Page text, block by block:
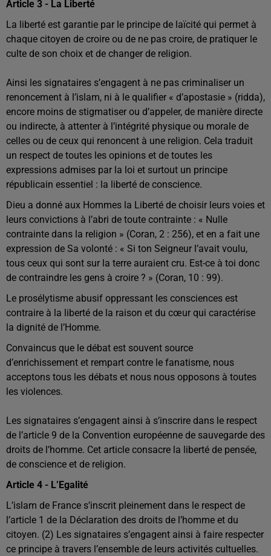
Article 3 - La Liberté
La liberté est garantie par le principe de laïcité qui permet à
chaque citoyen de croire ou de ne pas croire, de pratiquer le
culte de son choix et de changer de religion.
Ainsi les signataires s’engagent à ne pas criminaliser un
renoncement à l’islam, ni à le qualifier « d’apostasie » (ridda),
encore moins de stigmatiser ou d’appeler, de manière directe
ou indirecte, à attenter à l’intégrité physique ou morale de
celles ou de ceux qui renoncent à une religion. Cela traduit
un respect de toutes les opinions et de toutes les
expressions admises par la loi et surtout un principe
républicain essentiel : la liberté de conscience.
Dieu a donné aux Hommes la Liberté de choisir leurs voies et
leurs convictions à l’abri de toute contrainte : « Nulle
contrainte dans la religion » (Coran, 2 : 256), et en a fait une
expression de Sa volonté : « Si ton Seigneur l’avait voulu,
tous ceux qui sont sur la terre auraient cru. Est-ce à toi donc
de contraindre les gens à croire ? » (Coran, 10 : 99).
Le prosélytisme abusif oppressant les consciences est
contraire à la liberté de la raison et du cœur qui caractérise
la dignité de l’Homme.
Convaincus que le débat est souvent source
d’enrichissement et rempart contre le fanatisme, nous
acceptons tous les débats et nous nous opposons à toutes
les violences.
Les signataires s’engagent ainsi à s’inscrire dans le respect
de l’article 9 de la Convention européenne de sauvegarde des
droits de l’homme. Cet article consacre la liberté de pensée,
de conscience et de religion.
Article 4 - L’Egalité
L’islam de France s’inscrit pleinement dans le respect de
l’article 1 de la Déclaration des droits de l’homme et du
citoyen. (2) Les signataires s’engagent ainsi à faire respecter
ce principe à travers l’ensemble de leurs activités cultuelles.